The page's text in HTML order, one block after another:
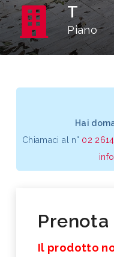
T
Piano
Hai
Chiamaci al n° 02
Prenota
Il prodotto